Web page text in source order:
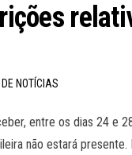
NOTÍCIAS
entre os dias 24 e
não estará